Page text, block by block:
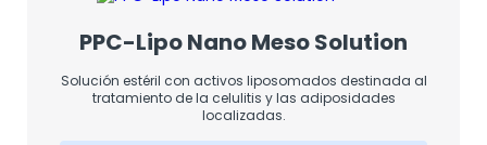
PPC-Lipo Nano Meso Solution
Solución estéril con activos liposomados destinada al
tratamiento de la celulitis y las adiposidades
localizadas.